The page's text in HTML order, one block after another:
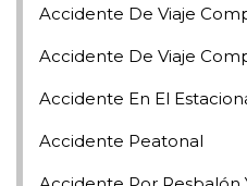
Accidente De Viaje
Accidente De Viaje
Accidente En El
Accidente Peatonal